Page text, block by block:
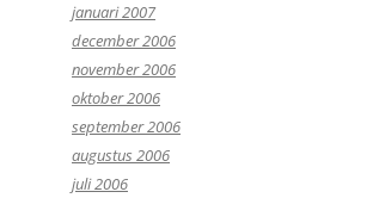
januari 2007
december 2006
november 2006
oktober 2006
september 2006
augustus 2006
juli 2006